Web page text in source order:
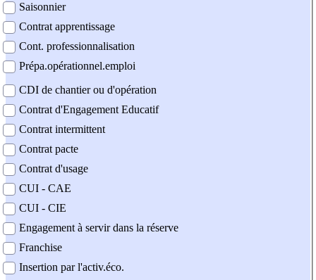
Saisonnier
Contrat apprentissage
Cont. professionnalisation
Prépa.opérationnel.emploi
CDI de chantier ou d'opération
Contrat d'Engagement Educatif
Contrat intermittent
Contrat pacte
Contrat d'usage
CUI - CAE
CUI - CIE
Engagement à servir dans la réserve
Franchise
Insertion par l'activ.éco.